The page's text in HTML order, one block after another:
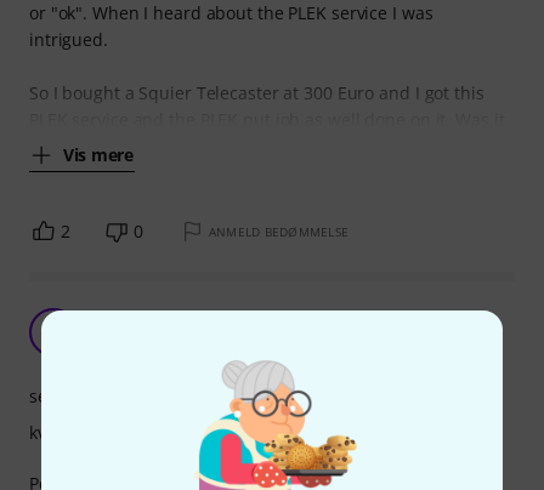
or "ok". When I heard about the PLEK service I was
intrigued.
So I bought a Squier Telecaster at 300 Euro and I got this
Vis mere
2 0 ANMELD BEDØMMELSE
Super
Perfekt arbejde
service
kvalitet